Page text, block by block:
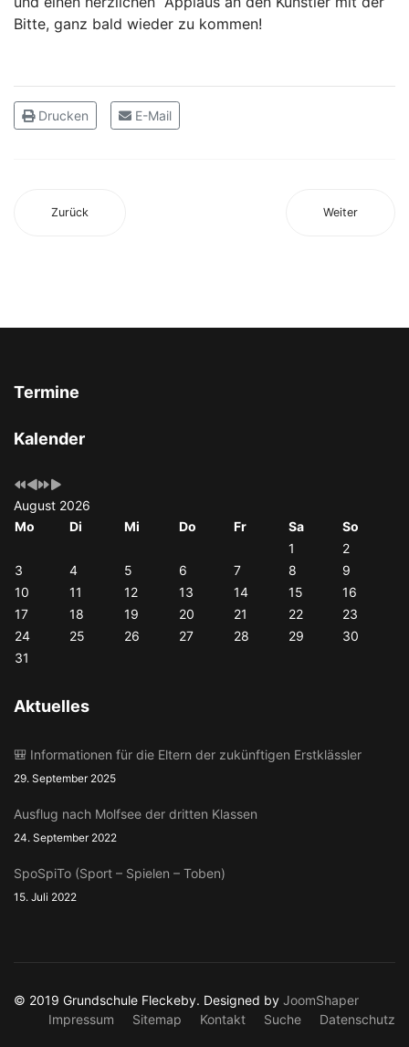
Bitte, ganz bald wieder zu kommen!
Drucken E-Mail
Zurück Weiter
Termine
Kalender
Vorheriges
Jahr
Vorheriger
Monat
Nächstes
Jahr
Nächstes
Monat
August 2026
Mo
Di Mi Do Fr Sa
So
1
2
3
4 5 6 7 8
9
10
11 12 13 14 15
16
17
18 19 20 21 22
23
24
25 26 27 28 29
30
31
Aktuelles
🎒 Informationen für die Eltern der zukünftigen Erstklässler
29. September 2025
Ausflug nach Molfsee der dritten Klassen
24. September 2022
SpoSpiTo (Sport – Spielen – Toben)
15. Juli 2022
© 2019 Grundschule Fleckeby. Designed by JoomShaper
Impressum
Sitemap Kontakt Suche Datenschutz